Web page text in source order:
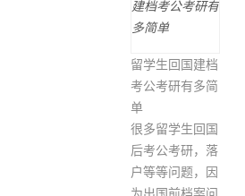
留学生回国建档
考公考研有多简
单
很多留学生回国
后考公考研，落
户等等问题，因
为出国前档案问